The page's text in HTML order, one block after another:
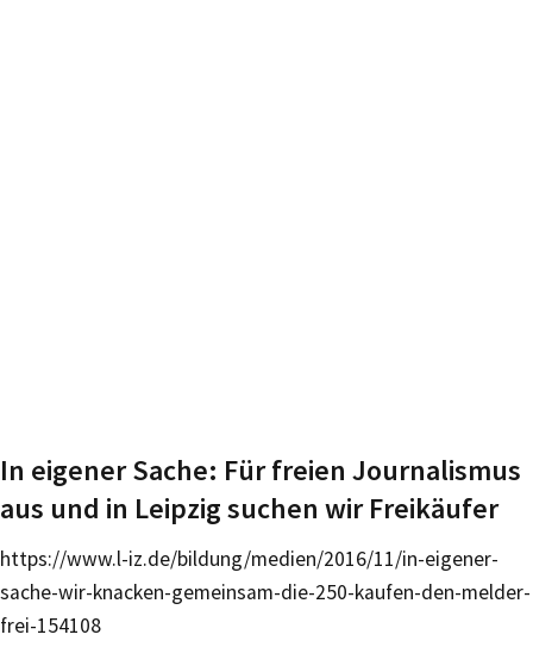
In eigener Sache: Für freien Journalismus
aus und in Leipzig suchen wir Freikäufer
https://www.l-iz.de/bildung/medien/2016/11/in-eigener-
sache-wir-knacken-gemeinsam-die-250-kaufen-den-melder-
frei-154108